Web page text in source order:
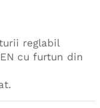
reglabil
cu furtun din